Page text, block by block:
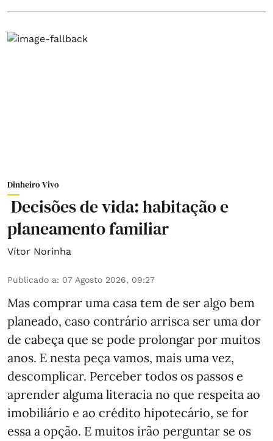
Dinheiro Vivo
Decisões de vida: habitação e
planeamento familiar
Vítor Norinha
Publicado a: 07 Agosto 2026, 09:27
Mas comprar uma casa tem de ser algo bem
planeado, caso contrário arrisca ser uma dor
de cabeça que se pode prolongar por muitos
anos. E nesta peça vamos, mais uma vez,
descomplicar. Perceber todos os passos e
aprender alguma literacia no que respeita ao
imobiliário e ao crédito hipotecário, se for
essa a opção. E muitos irão perguntar se os